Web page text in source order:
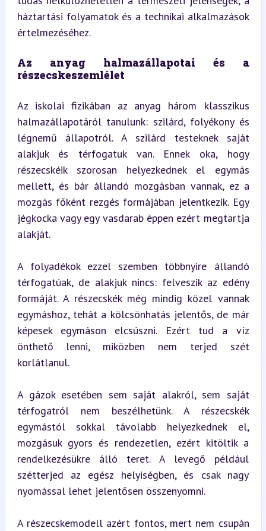
háztartási folyamatok és a technikai alkalmazások
értelmezéséhez.
Az anyag halmazállapotai és a
részecskeszemlélet
Az iskolai fizikában az anyag három klasszikus
halmazállapotáról tanulunk: szilárd, folyékony és
légnemű állapotról. A szilárd testeknek saját
alakjuk és térfogatuk van. Ennek oka, hogy
részecskéik szorosan helyezkednek el egymás
mellett, és bár állandó mozgásban vannak, ez a
mozgás főként rezgés formájában jelentkezik. Egy
jégkocka vagy egy vasdarab éppen ezért megtartja
alakját.
A folyadékok ezzel szemben többnyire állandó
térfogatúak, de alakjuk nincs: felveszik az edény
formáját. A részecskék még mindig közel vannak
egymáshoz, tehát a kölcsönhatás jelentős, de már
képesek egymáson elcsúszni. Ezért tud a víz
önthető lenni, miközben nem terjed szét
korlátlanul.
A gázok esetében sem saját alakról, sem saját
térfogatról nem beszélhetünk. A részecskék
egymástól sokkal távolabb helyezkednek el,
mozgásuk gyors és rendezetlen, ezért kitöltik a
rendelkezésükre álló teret. A levegő például
szétterjed az egész helyiségben, és csak nagy
nyomással lehet jelentősen összenyomni.
A részecskemodell azért fontos, mert nem csupán